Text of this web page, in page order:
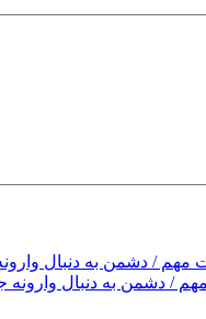
مهم / دشمن به دنبال